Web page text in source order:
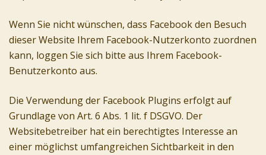
Wenn Sie nicht wünschen, dass Facebook den Besuch
dieser Website Ihrem Facebook-Nutzerkonto zuordnen
kann, loggen Sie sich bitte aus Ihrem Facebook-
Benutzerkonto aus.
Die Verwendung der Facebook Plugins erfolgt auf
Grundlage von Art. 6 Abs. 1 lit. f DSGVO. Der
Websitebetreiber hat ein berechtigtes Interesse an
einer möglichst umfangreichen Sichtbarkeit in den